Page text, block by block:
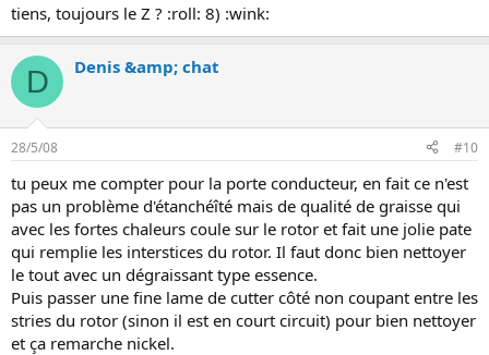
tiens, toujours le Z ? :roll: 8) :wink:
D Denis &amp; chat
28/5/08 #10
tu peux me compter pour la porte conducteur, en fait ce n'est
pas un problème d'étanchéîté mais de qualité de graisse qui
avec les fortes chaleurs coule sur le rotor et fait une jolie pate
qui remplie les interstices du rotor. Il faut donc bien nettoyer
le tout avec un dégraissant type essence.
Puis passer une fine lame de cutter côté non coupant entre les
stries du rotor (sinon il est en court circuit) pour bien nettoyer
et ça remarche nickel.